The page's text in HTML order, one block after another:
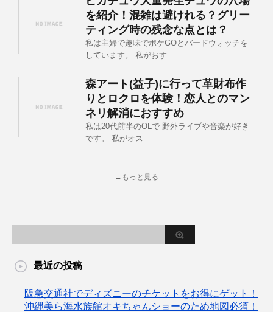
を紹介！混雑は避けれる？グリー
ティング時の残念な点とは？
私は主婦で趣味でポケGOとバードウォッチを
しています。 私がおす
森アート(益子)に行って革財布作
りとロクロを体験！恋人とのマン
ネリ解消におすすめ
私は20代前半のOLで 野外ライブや音楽が好き
です。 私がオス
→もっと見る
最近の投稿
阪急交通社でディズニーのチケットをお得にゲット！
沖縄美ら海水族館オキちゃんショーのため地図必須！